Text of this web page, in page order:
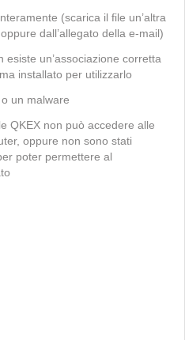
(scarica il file un’altra
dall’allegato della e-mail)
esiste un’associazione corretta
installato per utilizzarlo
un malware
QKEX non può accedere alle
oppure non sono stati
poter permettere al